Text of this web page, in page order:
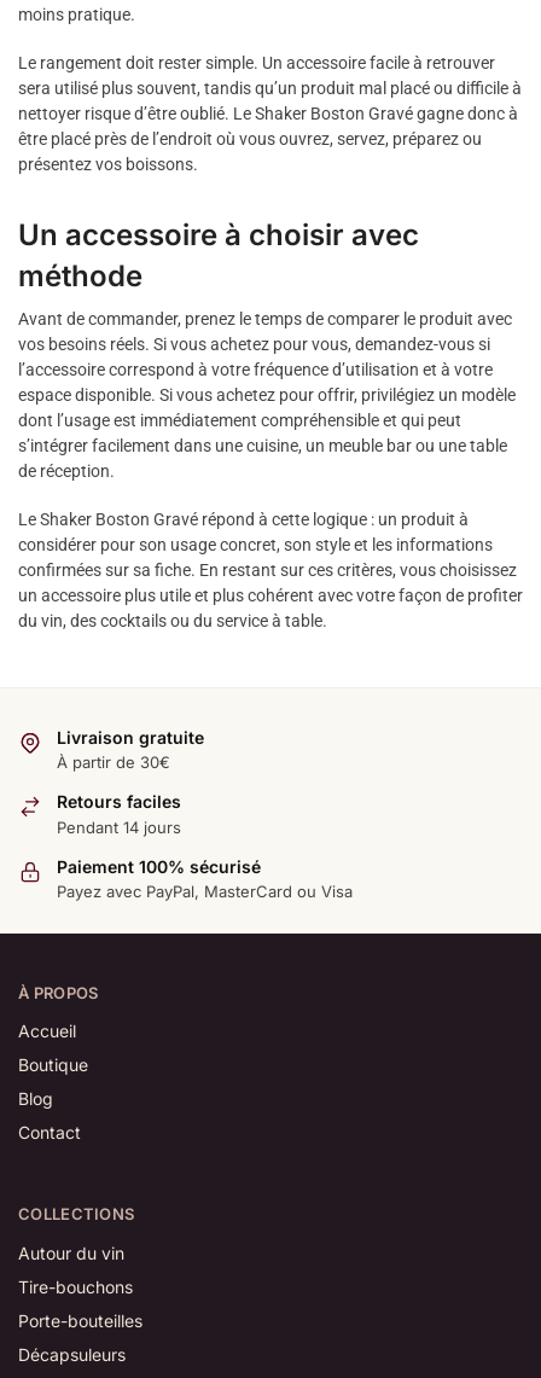
moins pratique.
Le rangement doit rester simple. Un accessoire facile à retrouver
sera utilisé plus souvent, tandis qu’un produit mal placé ou difficile à
nettoyer risque d’être oublié. Le Shaker Boston Gravé gagne donc à
être placé près de l’endroit où vous ouvrez, servez, préparez ou
présentez vos boissons.
Un accessoire à choisir avec
méthode
Avant de commander, prenez le temps de comparer le produit avec
vos besoins réels. Si vous achetez pour vous, demandez-vous si
l’accessoire correspond à votre fréquence d’utilisation et à votre
espace disponible. Si vous achetez pour offrir, privilégiez un modèle
dont l’usage est immédiatement compréhensible et qui peut
s’intégrer facilement dans une cuisine, un meuble bar ou une table
de réception.
Le Shaker Boston Gravé répond à cette logique : un produit à
considérer pour son usage concret, son style et les informations
confirmées sur sa fiche. En restant sur ces critères, vous choisissez
un accessoire plus utile et plus cohérent avec votre façon de profiter
du vin, des cocktails ou du service à table.
Livraison gratuite
À partir de 30€
Retours faciles
Pendant 14 jours
Paiement 100% sécurisé
Payez avec PayPal, MasterCard ou Visa
À PROPOS
Accueil
Boutique
Blog
Contact
COLLECTIONS
Autour du vin
Tire-bouchons
Porte-bouteilles
Décapsuleurs